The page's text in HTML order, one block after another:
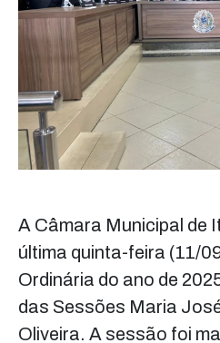
A Câmara Municipal de
última quinta-feira (11/
Ordinária do ano de
das Sessões Maria
Oliveira. A sessão foi